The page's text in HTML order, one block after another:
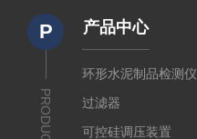
P
PRODUCTS
产品中心
环形水泥制品检测仪
过滤器
可控硅调压装置